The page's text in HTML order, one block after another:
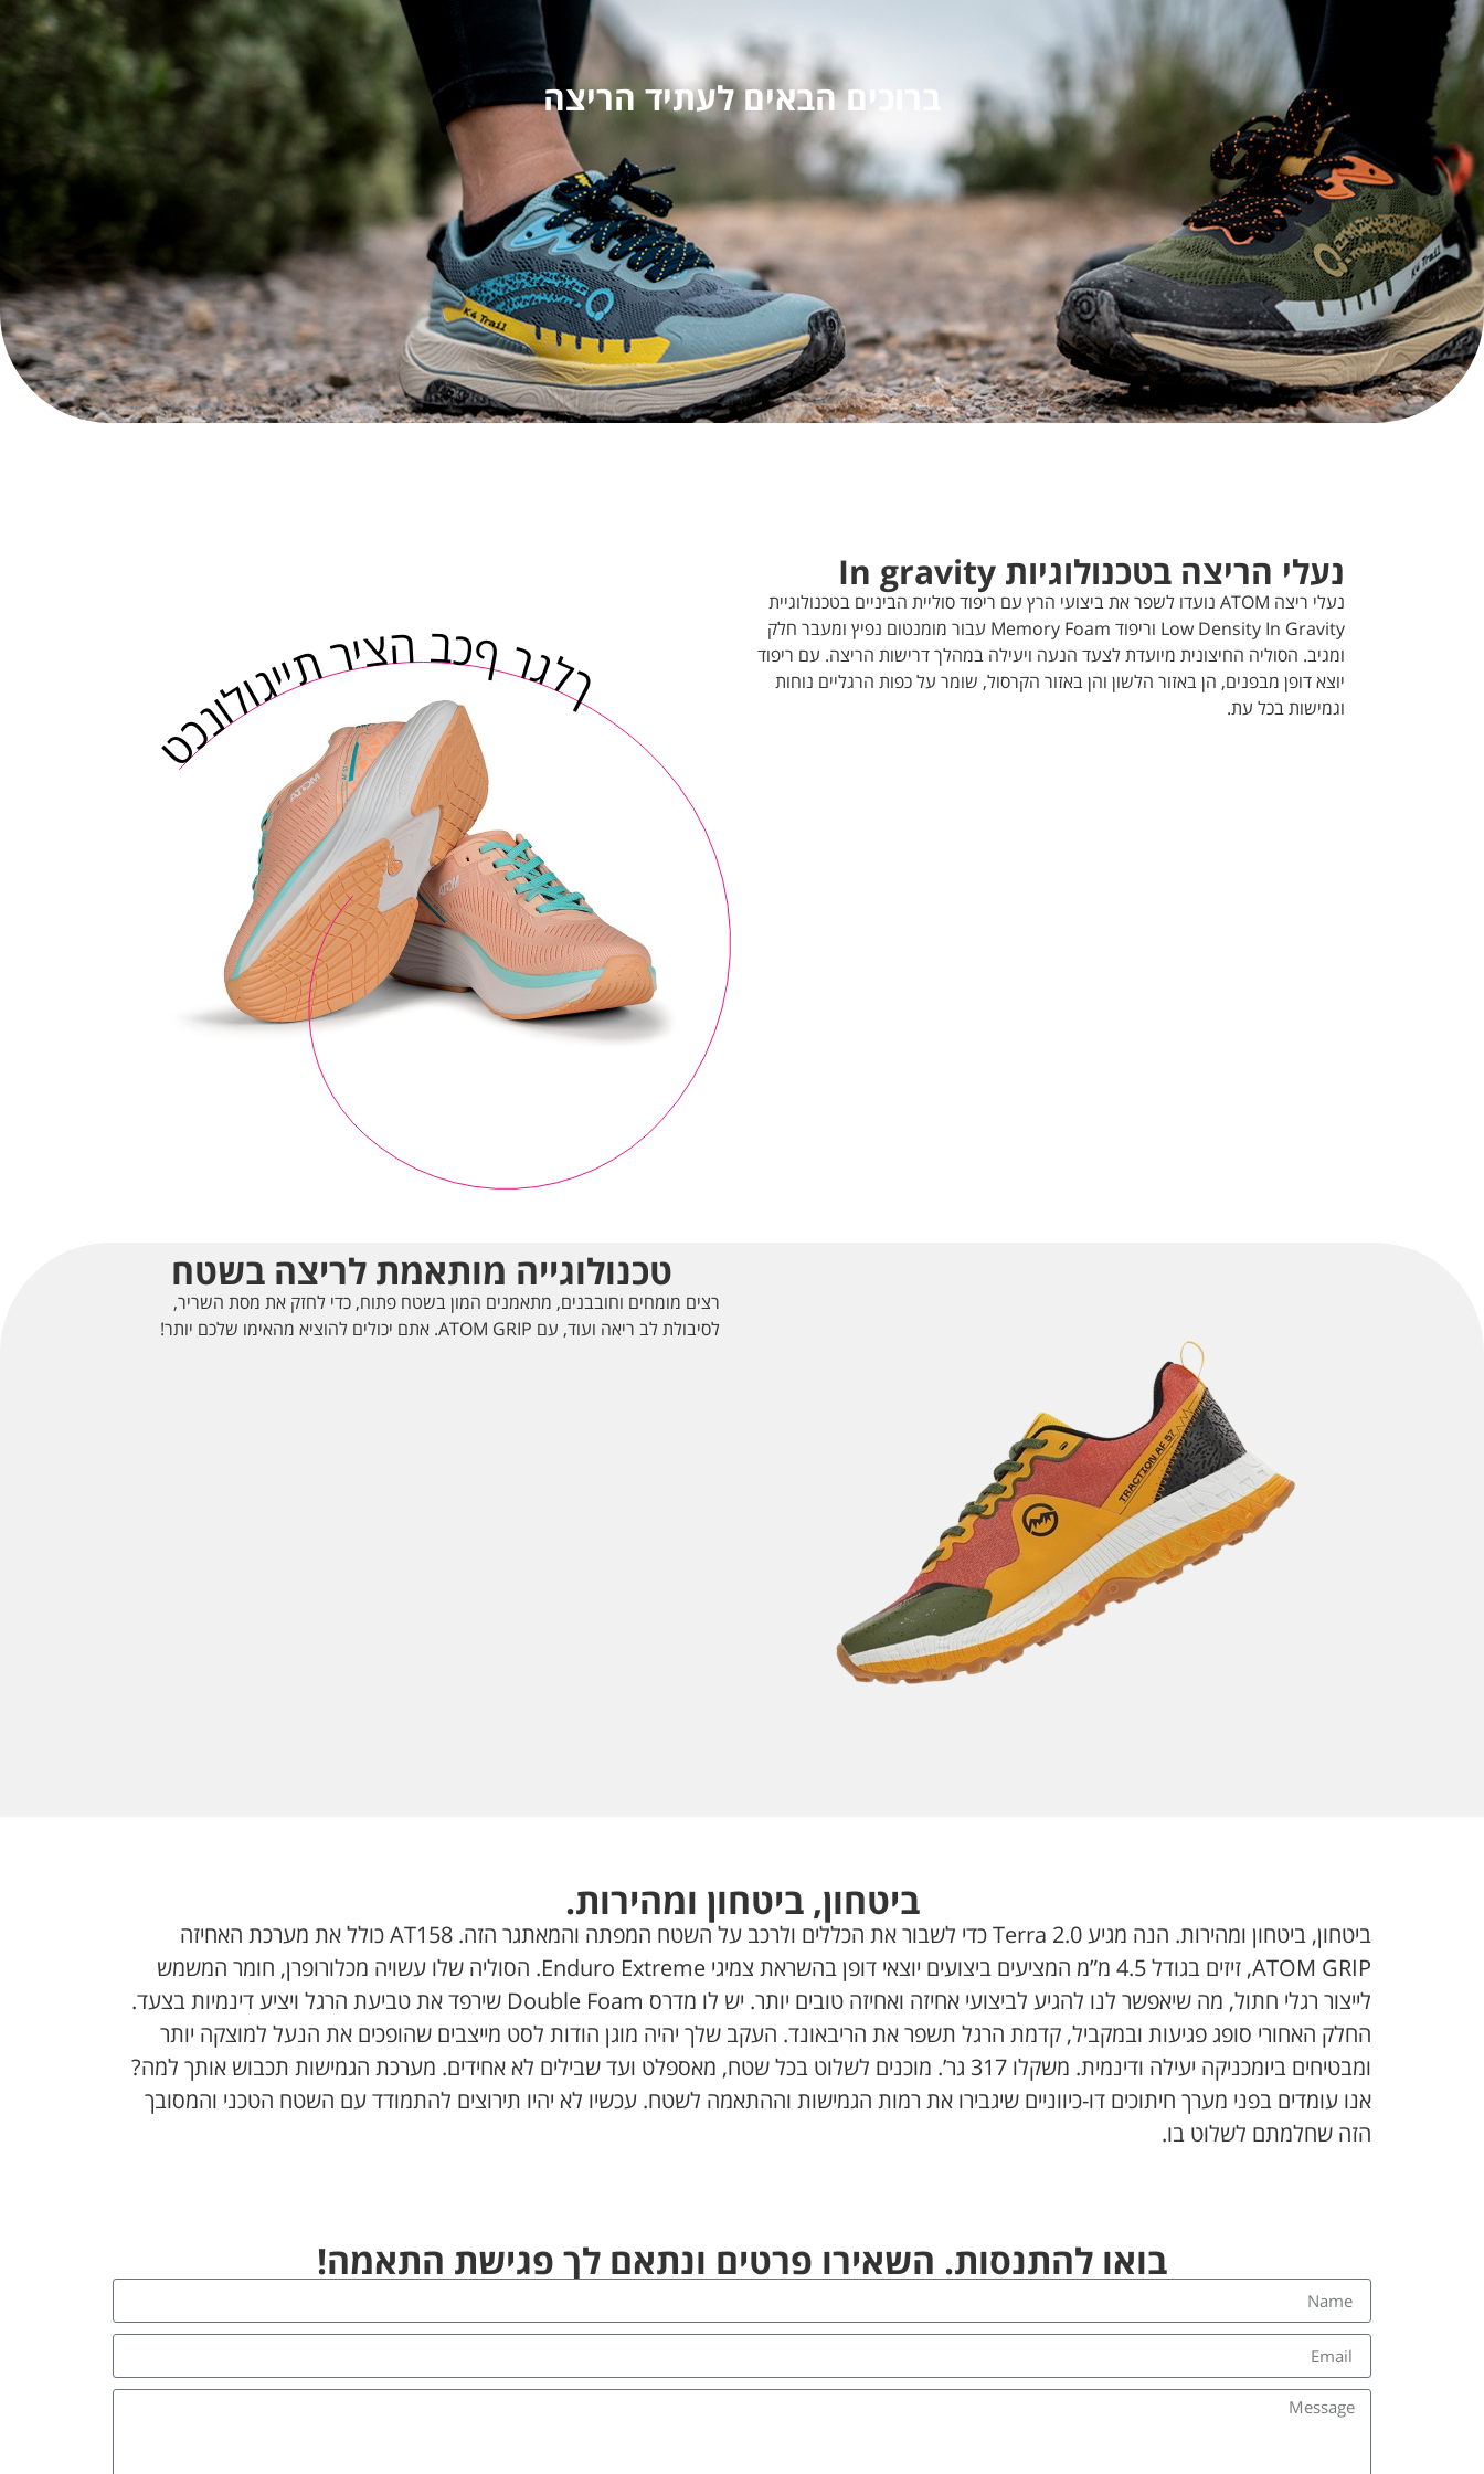
ברוכים הבאים לעתיד הריצה
נעלי הריצה בטכנולוגיות In gravity
נעלי ריצה ATOM נועדו לשפר את ביצועי הרץ עם ריפוד סוליית הביניים בטכנולוגיית
Low Density In Gravity וריפוד Memory Foam עבור מומנטום נפיץ ומעבר חלק
ומגיב. הסוליה החיצונית מיועדת לצעד הנעה ויעילה במהלך דרישות הריצה. עם ריפוד
יוצא דופן מבפנים, הן באזור הלשון והן באזור הקרסול, שומר על כפות הרגליים נוחות
וגמישות בכל עת.
טכנולוגיית ריצה בכף רגלך
טכנולוגייה מותאמת לריצה בשטח
רצים מומחים וחובבנים, מתאמנים המון בשטח פתוח, כדי לחזק את מסת השריר,
לסיבולת לב ריאה ועוד, עם ATOM GRIP. אתם יכולים להוציא מהאימו שלכם יותר!
ביטחון, ביטחון ומהירות.
ביטחון, ביטחון ומהירות. הנה מגיע Terra 2.0 כדי לשבור את הכללים ולרכב על השטח המפתה והמאתגר הזה. AT158 כולל את מערכת האחיזה
ATOM GRIP, זיזים בגודל 4.5 מ”מ המציעים ביצועים יוצאי דופן בהשראת צמיגי Enduro Extreme. הסוליה שלו עשויה מכלורופרן, חומר המשמש
לייצור רגלי חתול, מה שיאפשר לנו להגיע לביצועי אחיזה ואחיזה טובים יותר. יש לו מדרס Double Foam שירפד את טביעת הרגל ויציע דינמיות בצעד.
החלק האחורי סופג פגיעות ובמקביל, קדמת הרגל תשפר את הריבאונד. העקב שלך יהיה מוגן הודות לסט מייצבים שהופכים את הנעל למוצקה יותר
ומבטיחים ביומכניקה יעילה ודינמית. משקלו 317 גר’. מוכנים לשלוט בכל שטח, מאספלט ועד שבילים לא אחידים. מערכת הגמישות תכבוש אותך למה?
אנו עומדים בפני מערך חיתוכים דו-כיווניים שיגבירו את רמות הגמישות וההתאמה לשטח. עכשיו לא יהיו תירוצים להתמודד עם השטח הטכני והמסובך
הזה שחלמתם לשלוט בו.
בואו להתנסות. השאירו פרטים ונתאם לך פגישת התאמה!